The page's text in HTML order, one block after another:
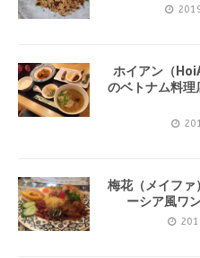
ホイアン（
のベトナム料
梅花（メイフ
ーシア風ワ